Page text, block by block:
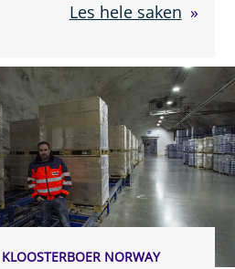
Les hele saken
KLOOSTERBOER NORWAY